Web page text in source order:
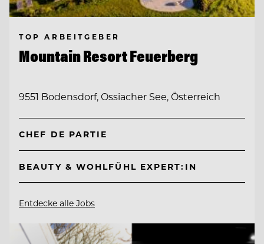
TOP ARBEITGEBER
Mountain Resort Feuerberg
9551 Bodensdorf, Ossiacher See, Österreich
CHEF DE PARTIE
BEAUTY & WOHLFÜHL EXPERT:IN
Entdecke alle Jobs